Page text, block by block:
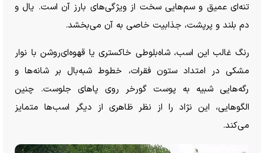
تنه‌ای عمیق و سم‌هایی سخت از ویژگی‌های بارز آن است. یال و
دم بلند و پرپشت، جذابیت خاصی به آن می‌بخشد.
رنگ غالب این اسب، شاه‌بلوطی خاکستری یا قهوه‌ای‌روشن با نوار
مشکی در امتداد ستون فقرات، خطوط شبه‌بال بر شانه‌ها و
رگه‌هایی شبیه به پوست گورخر روی پا‌های جلوست. چنین
الگوهایی، این نژاد را از نظر ظاهری از دیگر اسب‌ها متمایز
می‌کند.